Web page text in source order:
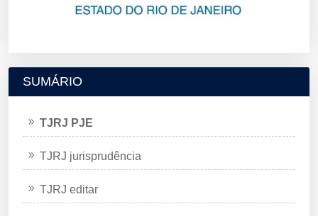
SUMÁRIO
TJRJ PJE
TJRJ jurisprudência
TJRJ editar